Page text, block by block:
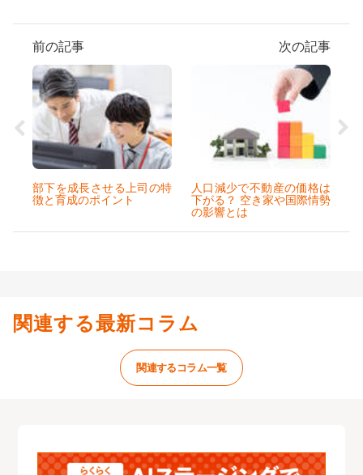
前の記事
部下を成長させる上司の特
徴と育成のポイント
次の記事
人口減少で不動産の価格は
下がる？ 空き家や国際情勢
の影響とは
関連する最新コラム
関連するコラム一覧